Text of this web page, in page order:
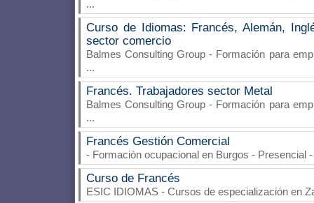
...
Curso de Idiomas: Francés, Alemán,
sector comercio
Balmes Consulting Group - Formación para
...
Francés. Trabajadores sector Metal
Balmes Consulting Group - Formación para
...
Francés Gestión Comercial
- Formación ocupacional en Burgos - Presencial
Curso de Francés
ESIC IDIOMAS - Cursos de especialización en